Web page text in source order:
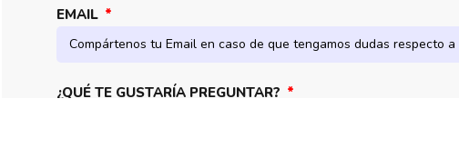
EMAIL
¿QUÉ TE GUSTARÍA PREGUNTAR?